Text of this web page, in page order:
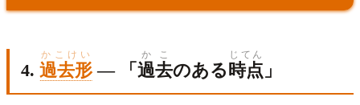
4. 過去形
かこけい
— 「 過去
かこ
のある 時点
じてん
」